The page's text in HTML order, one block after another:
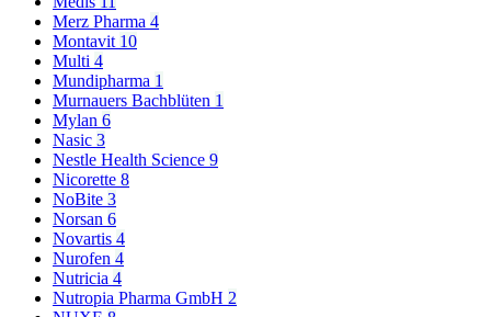
Merz Pharma 4
Montavit 10
Multi 4
Mundipharma 1
Murnauers Bachblüten 1
Mylan 6
Nasic 3
Nestle Health Science 9
Nicorette 8
NoBite 3
Norsan 6
Novartis 4
Nurofen 4
Nutricia 4
Nutropia Pharma GmbH 2